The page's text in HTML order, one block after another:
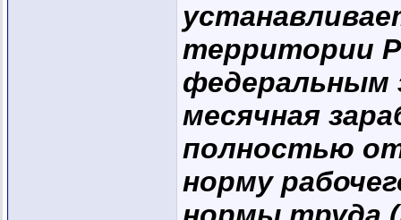
территории
федеральным
месячная
полностью
норму